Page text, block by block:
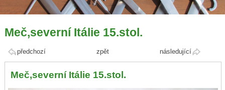
Meč,severní Itálie 15.stol.
předchozí následující
zpět
Meč,severní Itálie 15.stol.